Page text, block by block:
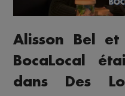
Alisson Bel
BocaLocal
dans Des